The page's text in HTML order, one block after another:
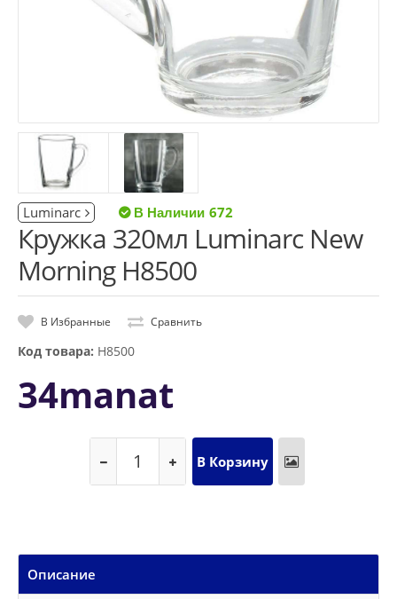
Luminarc 672
Кружка 320мл Luminarc New
Morning H8500
В Избранные Сравнить
Код товара: H8500
34manat
Описание